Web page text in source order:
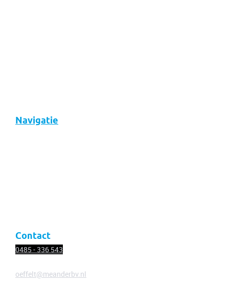
Navigatie
Contact
0485 - 336 543
oeffelt@meanderbv.nl